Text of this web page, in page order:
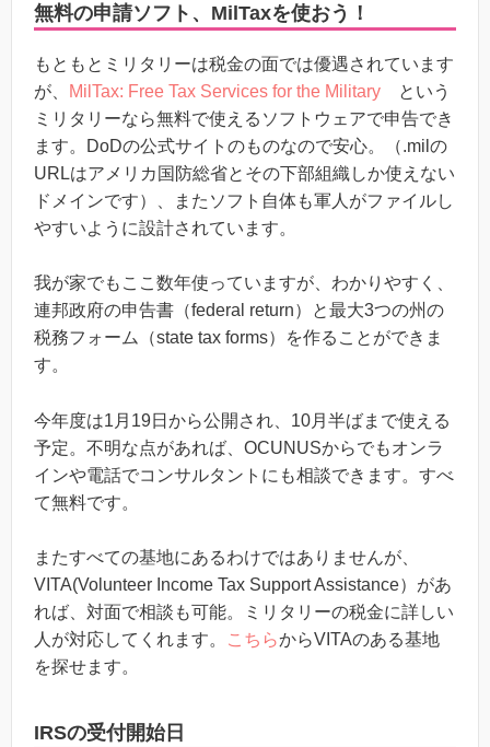
無料の申請ソフト、MilTaxを使おう！
もともとミリタリーは税金の面では優遇されています
が、
MilTax: Free Tax Services for the Military という
ミリタリーなら無料で使えるソフトウェアで申告でき
ます。DoDの公式サイトのものなので安心。（.milの
URLはアメリカ国防総省とその下部組織しか使えない
ドメインです）、またソフト自体も軍人がファイルし
やすいように設計されています。
我が家でもここ数年使っていますが、わかりやすく、
連邦政府の申告書（federal return）と最大3つの州の
税務フォーム（state tax forms）を作ることができま
す。
今年度は1月19日から公開され、10月半ばまで使える
予定。不明な点があれば、OCUNUSからでもオンラ
インや電話でコンサルタントにも相談できます。すべ
て無料です。
またすべての基地にあるわけではありませんが、
VITA(Volunteer Income Tax Support Assistance）があ
れば、対面で相談も可能。ミリタリーの税金に詳しい
人が対応してくれます。
こちらからVITAのある基地
を探せます。
IRSの受付開始日